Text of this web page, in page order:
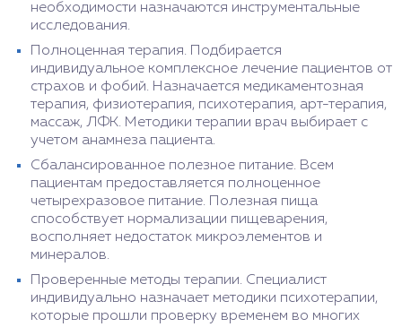
необходимости назначаются инструментальные
исследования.
Полноценная терапия. Подбирается
индивидуальное комплексное лечение пациентов от
страхов и фобий. Назначается медикаментозная
терапия, физиотерапия, психотерапия, арт-терапия,
массаж, ЛФК. Методики терапии врач выбирает с
учетом анамнеза пациента.
Сбалансированное полезное питание. Всем
пациентам предоставляется полноценное
четырехразовое питание. Полезная пища
способствует нормализации пищеварения,
восполняет недостаток микроэлементов и
минералов.
Проверенные методы терапии. Специалист
индивидуально назначает методики психотерапии,
которые прошли проверку временем во многих